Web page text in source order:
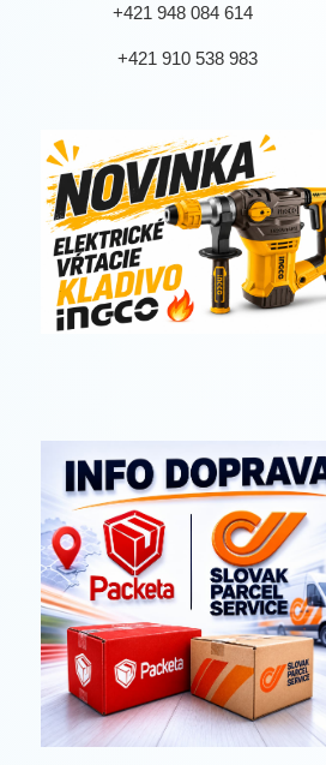
+421 948 084 614
+421 910 538 983